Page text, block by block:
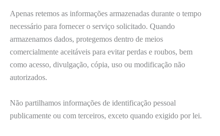
Apenas retemos as informações armazenadas durante o tempo
necessário para fornecer o serviço solicitado. Quando
armazenamos dados, protegemos dentro de meios
comercialmente aceitáveis ​​para evitar perdas e roubos, bem
como acesso, divulgação, cópia, uso ou modificação não
autorizados.
Não partilhamos informações de identificação pessoal
publicamente ou com terceiros, exceto quando exigido por lei.